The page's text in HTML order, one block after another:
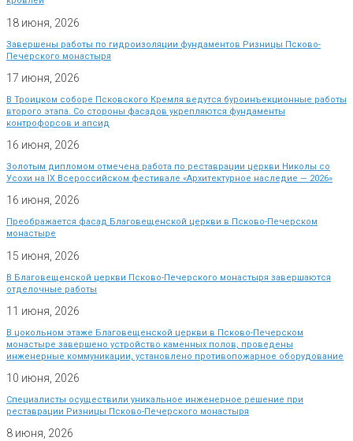
18 июня, 2026
Завершены работы по гидроизоляции фундаментов Ризницы Псково-
Печерского монастыря
17 июня, 2026
В Троицком соборе Псковского Кремля ведутся буроинъекционные работы
второго этапа. Со стороны фасадов укрепляются фундаменты
контрофорсов и апсид
16 июня, 2026
Золотым дипломом отмечена работа по реставрации церкви Николы со
Усохи на IX Всероссийском фестивале «Архитектурное наследие — 2026»
16 июня, 2026
Преображается фасад Благовещенской церкви в Псково-Печерском
монастыре
15 июня, 2026
В Благовещенской церкви Псково-Печерского монастыря завершаются
отделочные работы
11 июня, 2026
В цокольном этаже Благовещенской церкви в Псково-Печерском
монастыре завершено устройство каменных полов, проведены
инженерные коммуникации, установлено противопожарное оборудование
10 июня, 2026
Специалисты осуществили уникальное инженерное решение при
реставрации Ризницы Псково-Печерского монастыря
8 июня, 2026